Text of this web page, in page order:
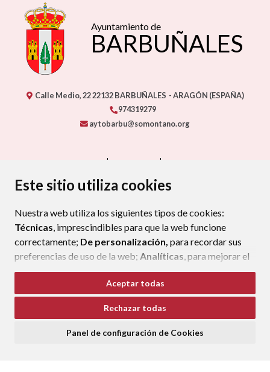
Este sitio utiliza cookies
Nuestra web utiliza los siguientes tipos de cookies:
Técnicas, imprescindibles para que la web funcione
correctamente; De personalización, para recordar sus
preferencias de uso de la web; Analíticas, para mejorar el
funcionamiento de la web y sus servicios.
Si acepta pulsando el botón“Aceptar todas”
consideramos que acepta su uso. Si pulsa el botón
ninguna acción, se guardarán las cookies técnicas
Aceptar todas
Rechazar todas
Panel de configuración de Cookies
Ayuntamiento de
BARBUÑALES
Calle Medio, 2222132 BARBUÑALES - ARAGÓN (ESPAÑA)
974319279
aytobarbu@somontano.org
PROTECCIÓN DE DATOS
POLÍTICA DE COOKIES